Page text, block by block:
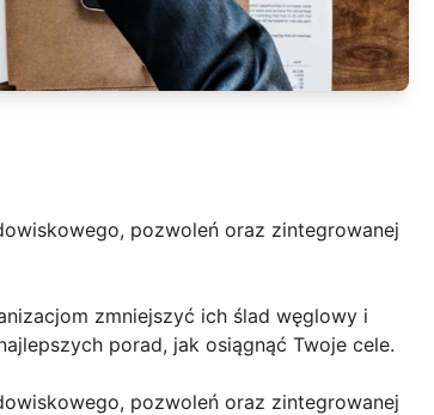
pozwoleń oraz zintegrowanej
zmniejszyć ich ślad węglowy i
porad, jak osiągnąć Twoje cele.
pozwoleń oraz zintegrowanej